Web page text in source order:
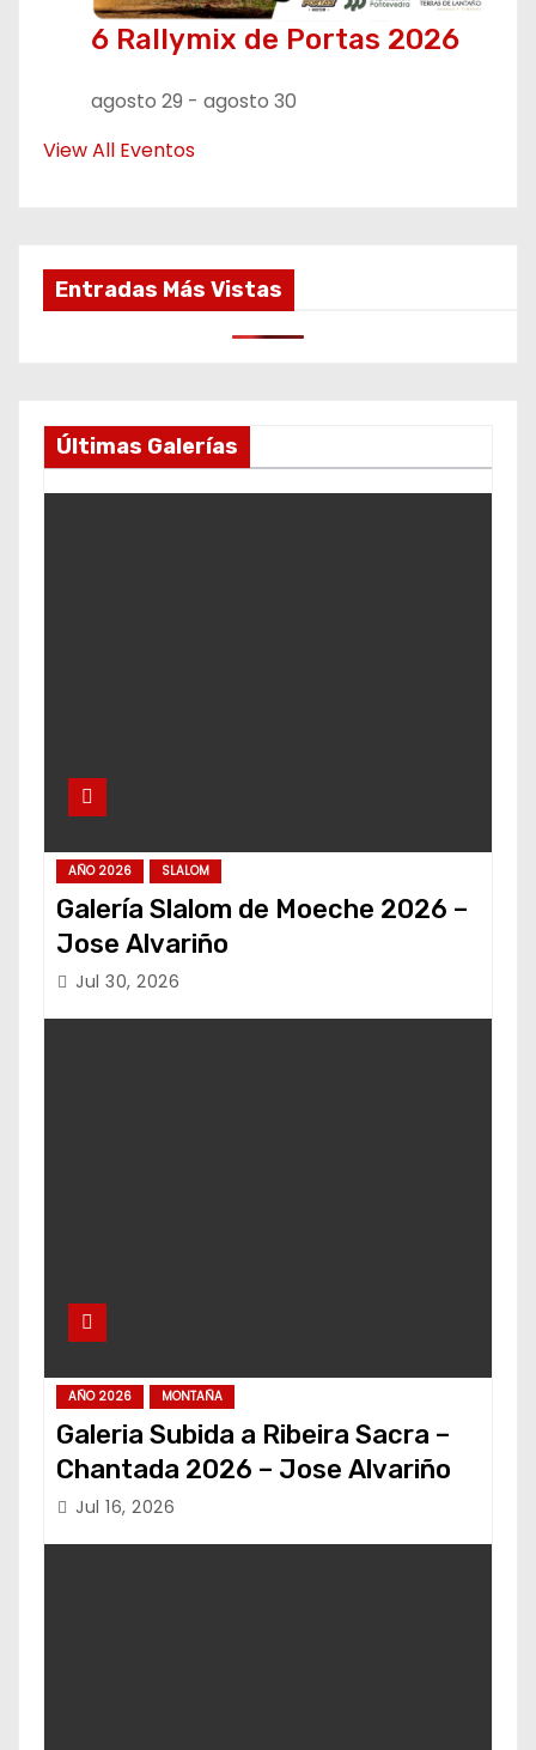
6 Rallymix de Portas 2026
agosto 29 - agosto 30
View All Eventos
Entradas Más Vistas
Últimas Galerías
AÑO 2026 SLALOM
Galería Slalom de Moeche 2026 –
Jose Alvariño
Jul 30, 2026
AÑO 2026 MONTAÑA
Galeria Subida a Ribeira Sacra –
Chantada 2026 – Jose Alvariño
Jul 16, 2026